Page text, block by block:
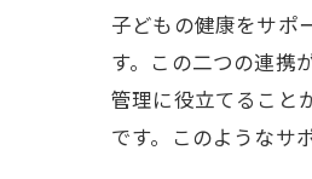
子どもの健康をサポ
す。この二つの連携
管理に役立てること
です。このようなサ